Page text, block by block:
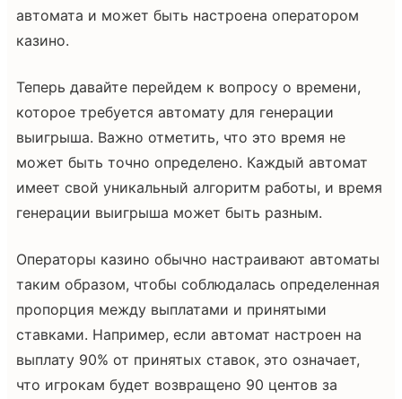
автомата и может быть настроена оператором
казино.
Теперь давайте перейдем к вопросу о времени,
которое требуется автомату для генерации
выигрыша. Важно отметить, что это время не
может быть точно определено. Каждый автомат
имеет свой уникальный алгоритм работы, и время
генерации выигрыша может быть разным.
Операторы казино обычно настраивают автоматы
таким образом, чтобы соблюдалась определенная
пропорция между выплатами и принятыми
ставками. Например, если автомат настроен на
выплату 90% от принятых ставок, это означает,
что игрокам будет возвращено 90 центов за